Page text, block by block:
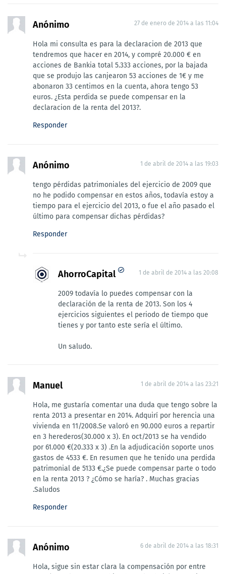
Anónimo 27 de enero de 2014 a las 11:04
Hola mi consulta es para la declaracion de 2013 que
tendremos que hacer en 2014, y compré 20.000 € en
acciones de Bankia total 5.333 acciones, por la bajada
que se produjo las canjearon 53 acciones de 1€ y me
abonaron 33 centimos en la cuenta, ahora tengo 53
euros. ¿Esta perdida se puede compensar en la
declaracion de la renta del 2013?.
Responder
Anónimo 1 de abril de 2014 a las 19:03
tengo pérdidas patrimoniales del ejercicio de 2009 que
no he podido compensar en estos años, todavía estoy a
tiempo para el ejercicio del 2013, o fue el año pasado el
último para compensar dichas pérdidas?
Responder
AhorroCapital 1 de abril de 2014 a las 20:08
2009 todavía lo puedes compensar con la
declaración de la renta de 2013. Son los 4
ejercicios siguientes el periodo de tiempo que
tienes y por tanto este sería el último.
Un saludo.
Manuel 1 de abril de 2014 a las 23:21
Hola, me gustaría comentar una duda que tengo sobre la
renta 2013 a presentar en 2014. Adquirí por herencia una
vivienda en 11/2008.Se valoró en 90.000 euros a repartir
en 3 herederos(30.000 x 3). En oct/2013 se ha vendido
por 61.000 €(20.333 x 3) .En la adjudicación soporte unos
gastos de 4533 €. En resumen que he tenido una perdida
patrimonial de 5133 €.¿Se puede compensar parte o todo
en la renta 2013 ? ¿Cómo se haría? . Muchas gracias
.Saludos
Responder
Anónimo 6 de abril de 2014 a las 18:31
Hola, sigue sin estar clara la compensación por entre